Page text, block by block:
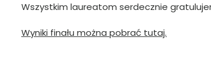
Wszystkim laureatom serdecznie
Wyniki finału można pobrać tutaj.